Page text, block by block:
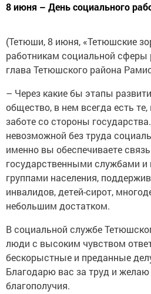
8 июня – День социального
(Тетюши, 8 июня, «Тетюшские
работникам социальной сферы
глава Тетюшского района
– Через какие бы этапы
общество, в нем всегда есть
заботе со стороны
невозможной без труда
именно вы обеспечиваете
государственными службами
группами населения,
инвалидов, детей-сирот,
небольшим ­достатком.
В социальной службе
люди с высоким чувством
бескорыстные и преданные
Благодарю вас за труд и
благополучия.